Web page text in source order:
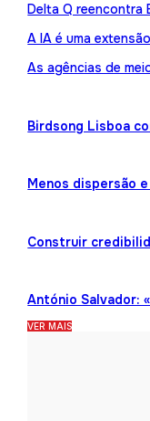
Delta Q reencontra
A IA é uma
As agências de
Birdsong Lisboa
Menos dispersão
Construir
António Salvador:
VER MAIS